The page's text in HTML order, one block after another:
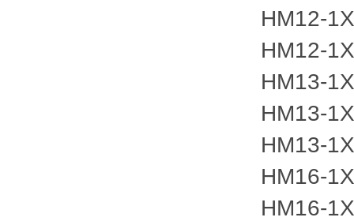
HM12-
HM12-
HM13-
HM13-
HM13-
HM16-
HM16-